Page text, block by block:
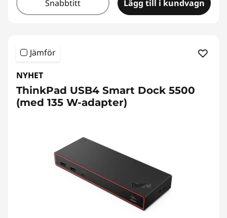
Snabbtitt Lägg till i kundvagn
Jämför
NYHET
ThinkPad USB4 Smart Dock 5500
(med 135 W-adapter)